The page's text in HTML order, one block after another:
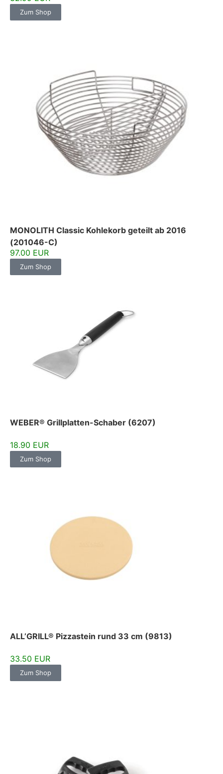
Zum Shop
MONOLITH Classic Kohlekorb geteilt ab 2016
(201046-C)
97.00 EUR
Zum Shop
WEBER® Grillplatten-Schaber (6207)
18.90 EUR
Zum Shop
ALL’GRILL® Pizzastein rund 33 cm (9813)
33.50 EUR
Zum Shop